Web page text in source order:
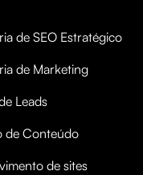
de SEO Estratégico
de Marketing
Leads
de Conteúdo
de sites